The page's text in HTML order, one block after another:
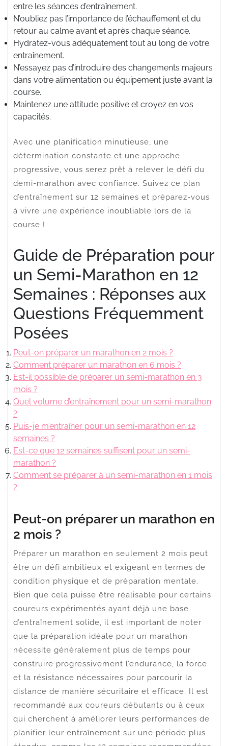
entre les séances d’entraînement.
N’oubliez pas l’importance de l’échauffement et du
retour au calme avant et après chaque séance.
Hydratez-vous adéquatement tout au long de votre
entraînement.
N’essayez pas d’introduire des changements majeurs
dans votre alimentation ou équipement juste avant la
course.
Maintenez une attitude positive et croyez en vos
capacités.
Avec une planification minutieuse, une
détermination constante et une approche
progressive, vous serez prêt à relever le défi du
demi-marathon avec confiance. Suivez ce plan
d’entraînement sur 12 semaines et préparez-vous
à vivre une expérience inoubliable lors de la
course !
Guide de Préparation pour
un Semi-Marathon en 12
Semaines : Réponses aux
Questions Fréquemment
Posées
Peut-on préparer un marathon en 2 mois ?
Comment préparer un marathon en 6 mois ?
Est-il possible de préparer un semi-marathon en 3
mois ?
Quel volume d’entraînement pour un semi-marathon
?
Puis-je m’entraîner pour un semi-marathon en 12
semaines ?
Est-ce que 12 semaines suffisent pour un semi-
marathon ?
Comment se préparer à un semi-marathon en 1 mois
?
Peut-on préparer un marathon en
2 mois ?
Préparer un marathon en seulement 2 mois peut
être un défi ambitieux et exigeant en termes de
condition physique et de préparation mentale.
Bien que cela puisse être réalisable pour certains
coureurs expérimentés ayant déjà une base
d’entraînement solide, il est important de noter
que la préparation idéale pour un marathon
nécessite généralement plus de temps pour
construire progressivement l’endurance, la force
et la résistance nécessaires pour parcourir la
distance de manière sécuritaire et efficace. Il est
recommandé aux coureurs débutants ou à ceux
qui cherchent à améliorer leurs performances de
planifier leur entraînement sur une période plus